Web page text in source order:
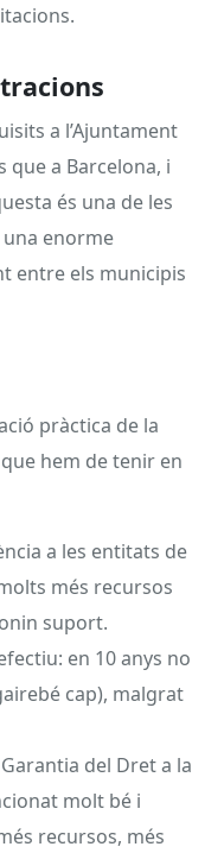
a l’Ajuntament
que a Barcelona, i
és una de les
una enorme
entre els municipis
pràctica de la
hem de tenir en
a les entitats de
més recursos
suport.
en 10 anys no
cap), malgrat
del Dret a la
molt bé i
recursos, més